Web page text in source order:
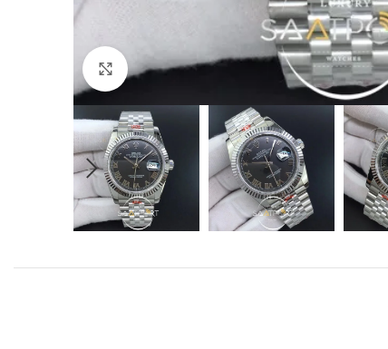
Büyütmek için tıklayın